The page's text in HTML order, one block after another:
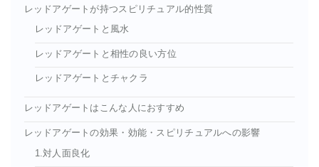
レッドアゲートが持つスピリチュアル的性質
レッドアゲートと風水
レッドアゲートと相性の良い方位
レッドアゲートとチャクラ
レッドアゲートはこんな人におすすめ
レッドアゲートの効果・効能・スピリチュアルへの影響
1.対人面良化